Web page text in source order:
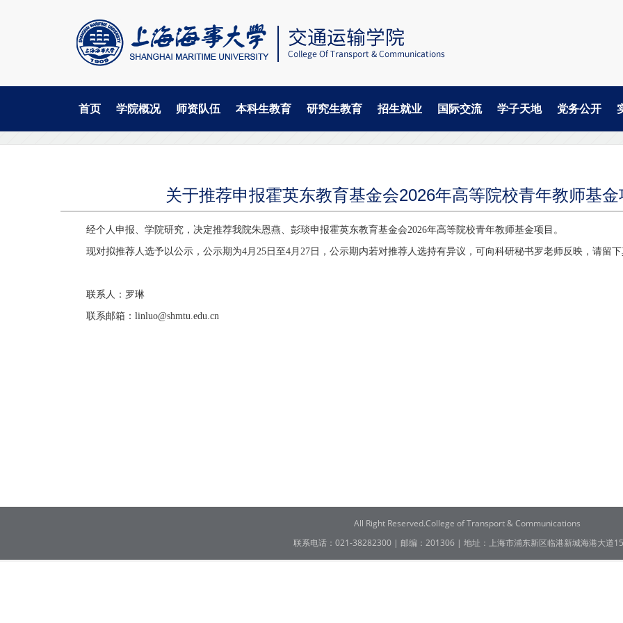
转
到
首页 学院概况 师资队伍 本科生教育 研究生教育 招生就业 国际交流 学子天地 党务公开
当
前
关于推荐申报霍英东教育基金会2026年高等院校青年教师基
经个人申报、 学院研究，决定推荐我院朱恩燕、彭琰申报霍英东教育基金会2026年高等院校青年教师基金项目 。
现对拟推荐人选予以公示，公示期为4月 25 日至4月 27 日，公示期内若对推荐人选持有异议， 可向科研秘书罗老师反映 ， 请留
联系人： 罗琳
联系邮箱： linluo@shmtu.edu.cn
All Right Reserved.College of Transport & Communications
联系电话：021-38282300 | 邮编：201306 | 地址：上海市浦东新区临港新城海港大道